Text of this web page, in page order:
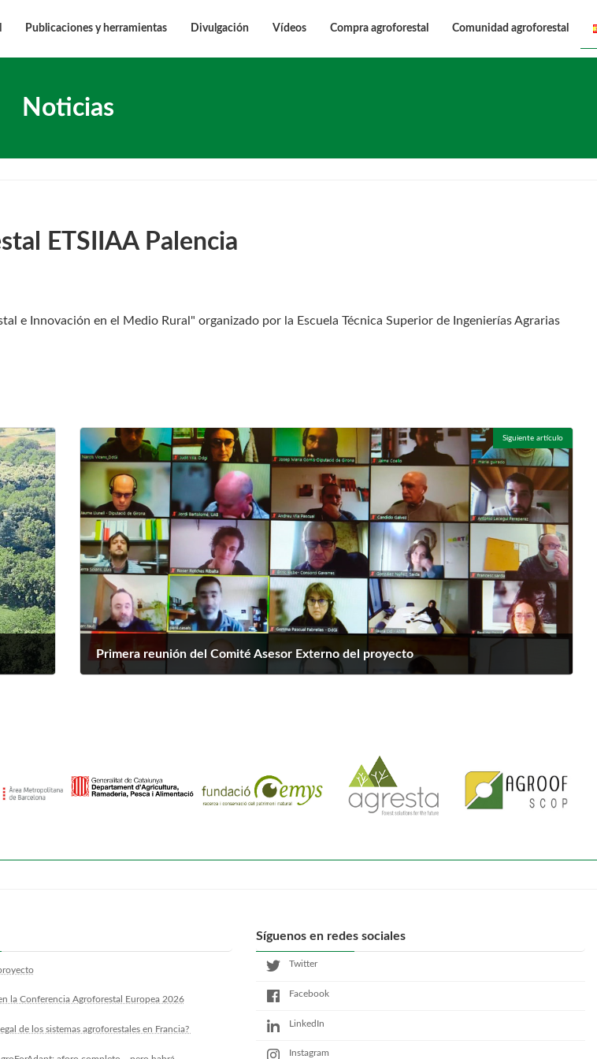
Publicaciones y herramientas Divulgación Vídeos Compra agroforestal Comunidad agroforestal
Noticias
ETSIIAA Palencia
e Innovación en el Medio Rural" organizado por la Escuela Técnica Superior de Ingenierías Agrarias
Siguiente artículo
Primera reunión del Comité Asesor Externo del proyecto
la Conferencia Agroforestal Europea 2026
de los sistemas agroforestales en Francia?
Síguenos en redes sociales
Twitter
Facebook
LinkedIn
Instagram